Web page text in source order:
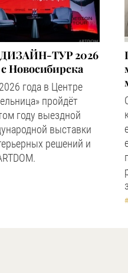
ДИЗАЙН-ТУР 2026
Новосибирска
года в Центре
пройдёт
году выездной
выставки
решений и